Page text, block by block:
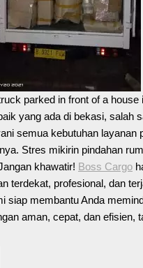
parked in front of a house
yang ada di bekasi, salah
semua kebutuhan layanan
Stres mikirin pindahan
khawatir! Boss Cargo
terdekat, profesional, dan
siap membantu Anda
aman, cepat, dan efisien,